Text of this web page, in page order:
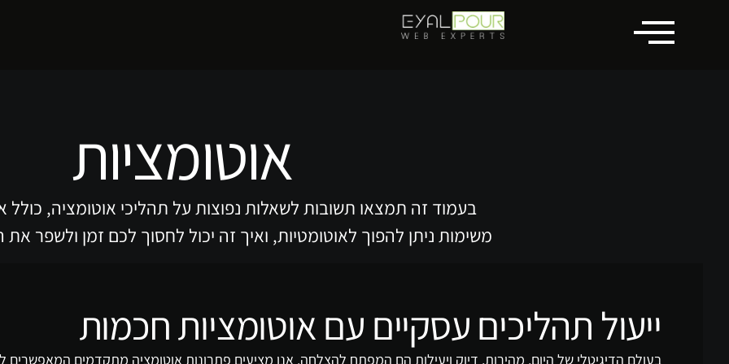
אוטומציות
בעמוד זה תמצאו תשובות לשאלות נפוצות על תהליכי אוטומציה, כולל
משימות ניתן להפוך לאוטומטיות, ואיך זה יכול לחסוך לכם זמן ולשפר את
ייעול תהליכים עסקיים עם אוטומציות חכמות
בעולם הדיגיטלי של היום, מהירות, דיוק ויעילות הם המפתח להצלחה. אנו מציעים פתרונות אוטומציה מתקדמים המאפשרים